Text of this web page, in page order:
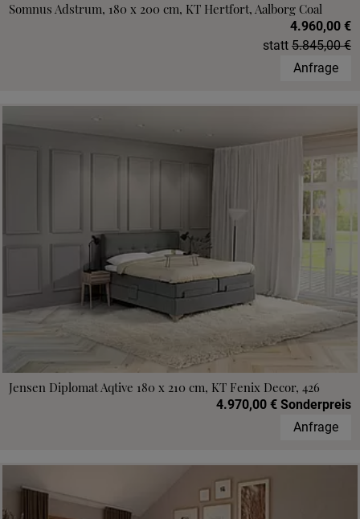
Somnus Adstrum, 180 x 200 cm, KT Hertfort, Aalborg Coal
4.960,00 €
statt 5.845,00 €
Anfrage
Jensen Diplomat Aqtive 180 x 210 cm, KT Fenix Decor, 426
4.970,00 € Sonderpreis
Anfrage